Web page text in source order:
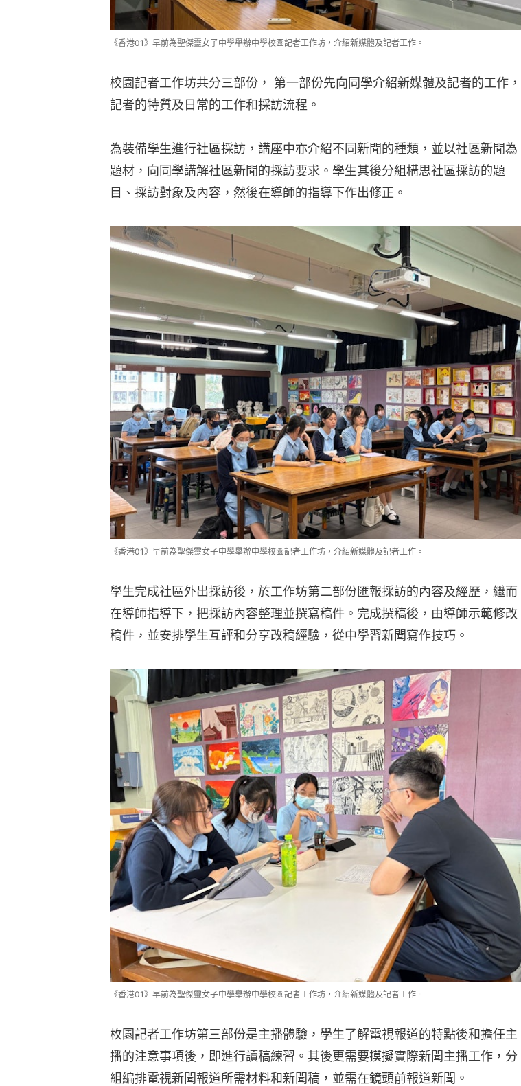
《香港01》早前為聖傑靈女子中學舉辦中學校園記者工作坊，介紹新媒體及記者工作。
校園記者工作坊共分三部份， 第一部份先向同學介紹新媒體及記者的工作，
記者的特質及日常的工作和採訪流程。
為裝備學生進行社區採訪，講座中亦介紹不同新聞的種類，並以社區新聞為
題材，向同學講解社區新聞的採訪要求。學生其後分組構思社區採訪的題
目、採訪對象及內容，然後在導師的指導下作出修正。
《香港01》早前為聖傑靈女子中學舉辦中學校園記者工作坊，介紹新媒體及記者工作。
學生完成社區外出採訪後，於工作坊第二部份匯報採訪的內容及經歷，繼而
在導師指導下，把採訪內容整理並撰寫稿件。完成撰稿後，由導師示範修改
稿件，並安排學生互評和分享改稿經驗，從中學習新聞寫作技巧。
《香港01》早前為聖傑靈女子中學舉辦中學校園記者工作坊，介紹新媒體及記者工作。
枚園記者工作坊第三部份是主播體驗，學生了解電視報道的特點後和擔任主
播的注意事項後，即進行讀稿練習。其後更需要摸擬實際新聞主播工作，分
組編排電視新聞報道所需材料和新聞稿，並需在鏡頭前報道新聞。